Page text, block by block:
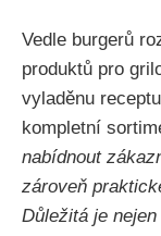
Vedle burgerů
produktů pro
vyladěnu
kompletní
nabídnout
zároveň
Důležitá je